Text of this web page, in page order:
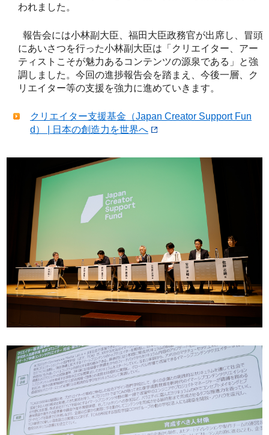
われました。
報告会には小林副大臣、福田大臣政務官が出席し、冒頭
にあいさつを行った小林副大臣は「クリエイター、アー
ティストこそが魅力あるコンテンツの源泉である」と強
調しました。今回の進捗報告会を踏まえ、今後一層、ク
リエイター等の支援を強力に進めていきます。
クリエイター支援基金（Japan Creator Support Fun
d） | 日本の創造力を世界へ